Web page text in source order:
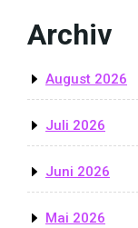
Archiv
August 2026
Juli 2026
Juni 2026
Mai 2026